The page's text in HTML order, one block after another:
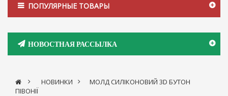
ПОПУЛЯРНЫЕ ТОВАРЫ
НОВОСТНАЯ РАССЫЛКА
> НОВИНКИ >
МОЛД СИЛІКОНОВИЙ 3D БУТОН
ПІВОНІЇ